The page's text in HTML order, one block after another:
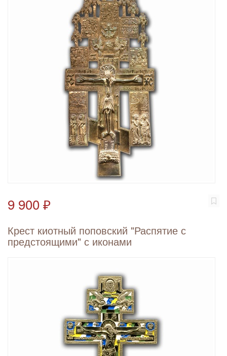
9 900 ₽
Крест киотный поповский "Распятие с
предстоящими" с иконами